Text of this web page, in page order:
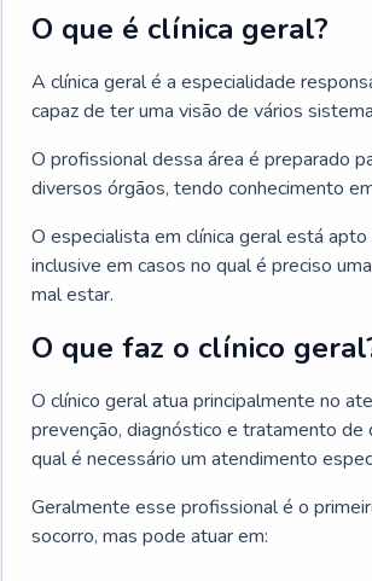
O que é clínica geral?
A clínica geral é a especialidade
capaz de ter uma visão de vários
O profissional dessa área é preparado
diversos órgãos, tendo conhecimento
O especialista em clínica geral está
inclusive em casos no qual é preciso
mal estar.
O que faz o clínico
O clínico geral atua principalmente no
prevenção, diagnóstico e tratamento de
qual é necessário um atendimento
Geralmente esse profissional é o
socorro, mas pode atuar em: